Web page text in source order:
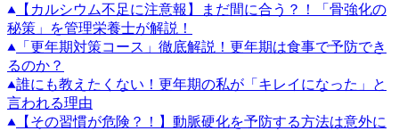
【カルシウム不足に注意報】まだ間に合う？！「骨強化の
秘策」を管理栄養士が解説！
「更年期対策コース」徹底解説！更年期は食事で予防でき
るのか？
誰にも教えたくない！更年期の私が「キレイになった」と
言われる理由
【その習慣が危険？！】動脈硬化を予防する方法は意外に